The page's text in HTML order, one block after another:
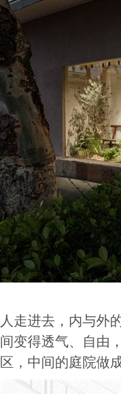
人走进去，内与外
间变得透气、自由
区，中间的庭院做